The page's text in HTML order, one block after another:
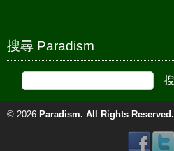
搜尋 Paradism
© 2026 Paradism. All Rights Reserved.